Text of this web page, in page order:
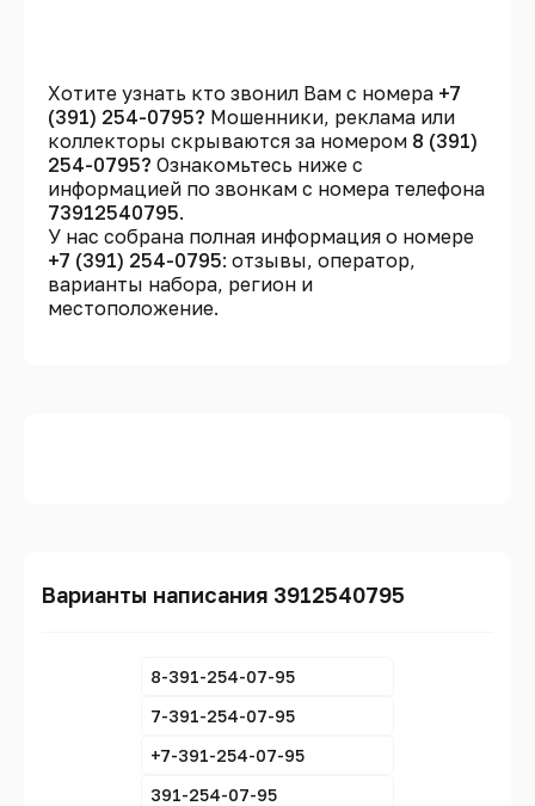
Хотите узнать кто звонил Вам с номера +7
(391) 254-0795? Мошенники, реклама или
коллекторы скрываются за номером 8 (391)
254-0795? Ознакомьтесь ниже с
информацией по звонкам с номера телефона
73912540795.
У нас собрана полная информация о номере
+7 (391) 254-0795: отзывы, оператор,
варианты набора, регион и
местоположение.
Варианты написания 3912540795
8-391-254-07-95
7-391-254-07-95
+7-391-254-07-95
391-254-07-95